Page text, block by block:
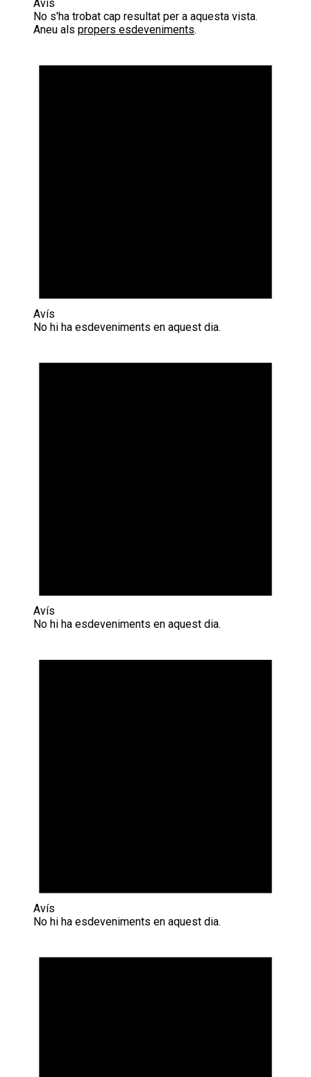
Avís
No s'ha trobat cap resultat per a aquesta vista.
Aneu als propers esdeveniments.
Avís
No hi ha esdeveniments en aquest dia.
Avís
No hi ha esdeveniments en aquest dia.
Avís
No hi ha esdeveniments en aquest dia.